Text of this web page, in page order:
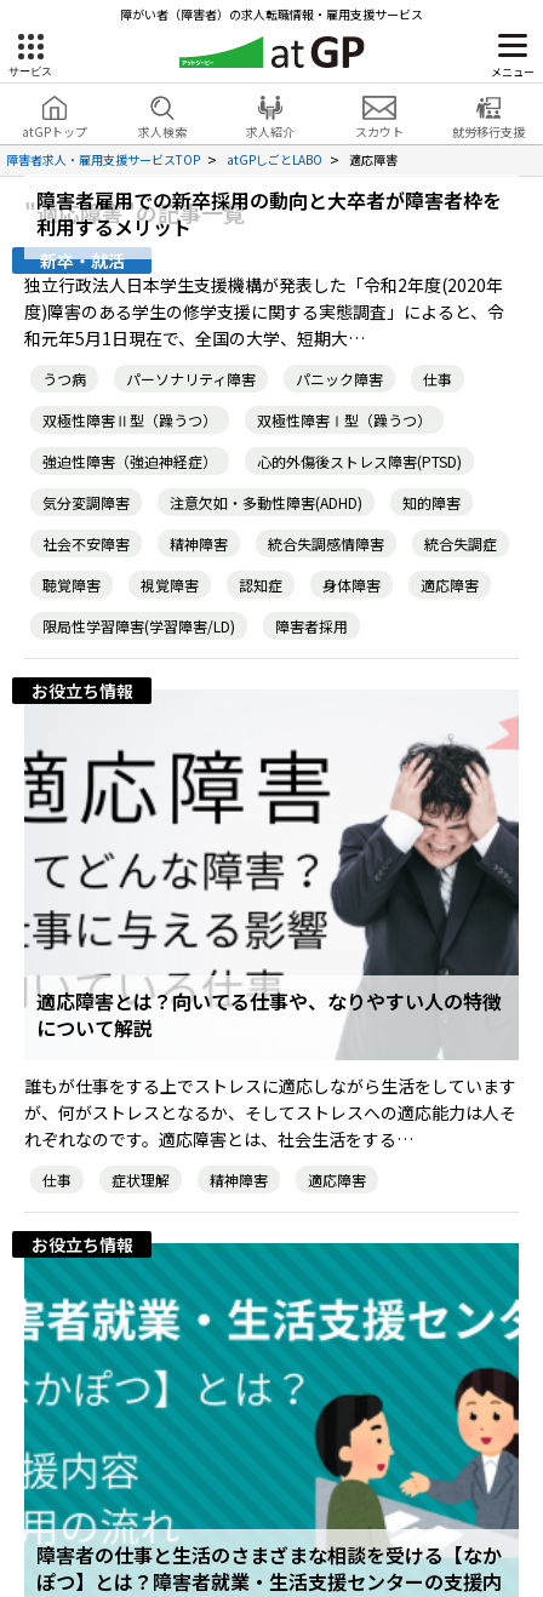
障がい者（障害者）の求人転職情報・雇用支援サービス
サービス メニュー
atGPトップ 求人検索 求人紹介 スカウト
就労移行支援
障害者求人・雇用支援サービスTOP
atGPしごとLABO 適応障害
"適応障害"の記事一覧
新卒・就活
障害者雇用での新卒採用の動向と大卒者が障害者枠を
利用するメリット
独立行政法人日本学生支援機構が発表した「令和2年度(2020年
度)障害のある学生の修学支援に関する実態調査」によると、令
和元年5月1日現在で、全国の大学、短期大…
うつ病 パーソナリティ障害 パニック障害
仕事
双極性障害Ⅱ型（躁うつ）
双極性障害Ⅰ型（躁うつ）
強迫性障害（強迫神経症）
心的外傷後ストレス障害(PTSD)
気分変調障害
注意欠如・多動性障害(ADHD)
知的障害
社会不安障害
精神障害 統合失調感情障害
統合失調症
聴覚障害
視覚障害 認知症 身体障害
適応障害
限局性学習障害(学習障害/LD)
障害者採用
お役立ち情報
適応障害とは？向いてる仕事や、なりやすい人の特徴
について解説
誰もが仕事をする上でストレスに適応しながら生活をしています
が、何がストレスとなるか、そしてストレスへの適応能力は人そ
れぞれなのです。適応障害とは、社会生活をする…
仕事 症状理解 精神障害 適応障害
お役立ち情報
障害者の仕事と生活のさまざまな相談を受ける【なか
ぽつ】とは？障害者就業・生活支援センターの支援内
障害者雇用のアットジーピー
サービスラインナップ
就転職支援サービス
障害者専門の就転職支援サービス
障害者アスリート専門の就転職支援サービス
ハイスキルな障害者の転職支援サービス
障害のある新卒学生専門の就職エージェントサービス
障害者専門の求人検索・スカウトサービス
就労移行支援サービス
IT・Web制作スキルを身につける就労移行支援サービス
農業生産サービス
ご利用ガイド
法人向けページ
メニューを閉じる
会員登録 無料
就労移行支援
見学・お問い合わせ 無料
atGPトップ
各種サービス
求人を検索する
求人を紹介してもらう
スカウトを受ける
就労支援サービス
就職・転職ノウハウ
お問い合わせ・よくある質問
よくある質問
メニューを閉じる